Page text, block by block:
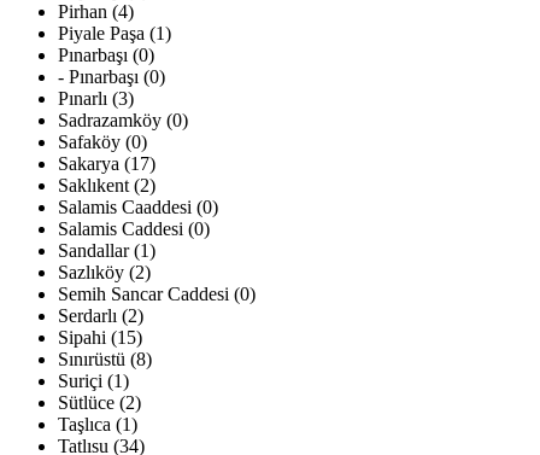
Pirhan (4)
Piyale Paşa (1)
Pınarbaşı (0)
- Pınarbaşı (0)
Pınarlı (3)
Sadrazamköy (0)
Safaköy (0)
Sakarya (17)
Saklıkent (2)
Salamis Caaddesi (0)
Salamis Caddesi (0)
Sandallar (1)
Sazlıköy (2)
Semih Sancar Caddesi (0)
Serdarlı (2)
Sipahi (15)
Sınırüstü (8)
Suriçi (1)
Sütlüce (2)
Taşlıca (1)
Tatlısu (34)